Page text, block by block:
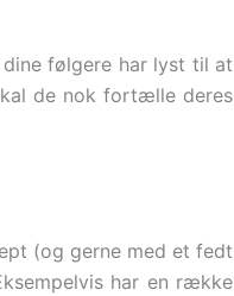
følgere har lyst til at
de nok fortælle deres
(og gerne med et fedt
har en række